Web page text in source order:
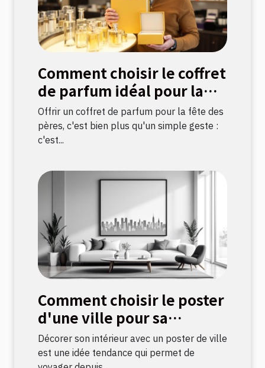
Comment choisir le coffret
de parfum idéal pour la
fête des pères ?
Offrir un coffret de parfum pour la fête des
pères, c'est bien plus qu'un simple geste :
c'est...
Comment choisir le poster
d'une ville pour sa
décoration intérieure ?
Décorer son intérieur avec un poster de ville
est une idée tendance qui permet de